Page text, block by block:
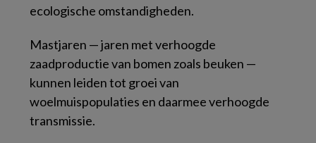
ecologische omstandigheden.
Mastjaren — jaren met verhoogde
zaadproductie van bomen zoals beuken —
kunnen leiden tot groei van
woelmuispopulaties en daarmee verhoogde
transmissie.